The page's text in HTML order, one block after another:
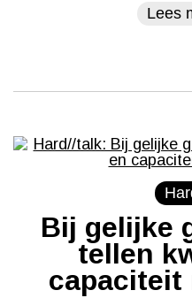
Lees
Bij gelijke
tellen
capaciteit